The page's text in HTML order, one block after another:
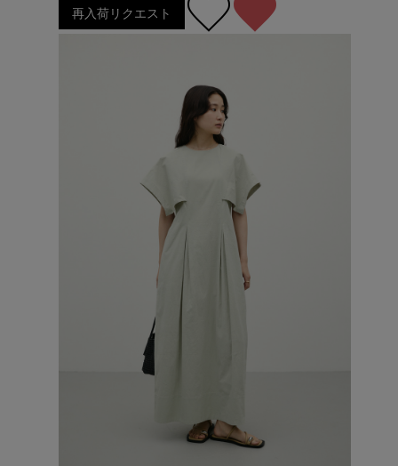
再入荷リクエスト